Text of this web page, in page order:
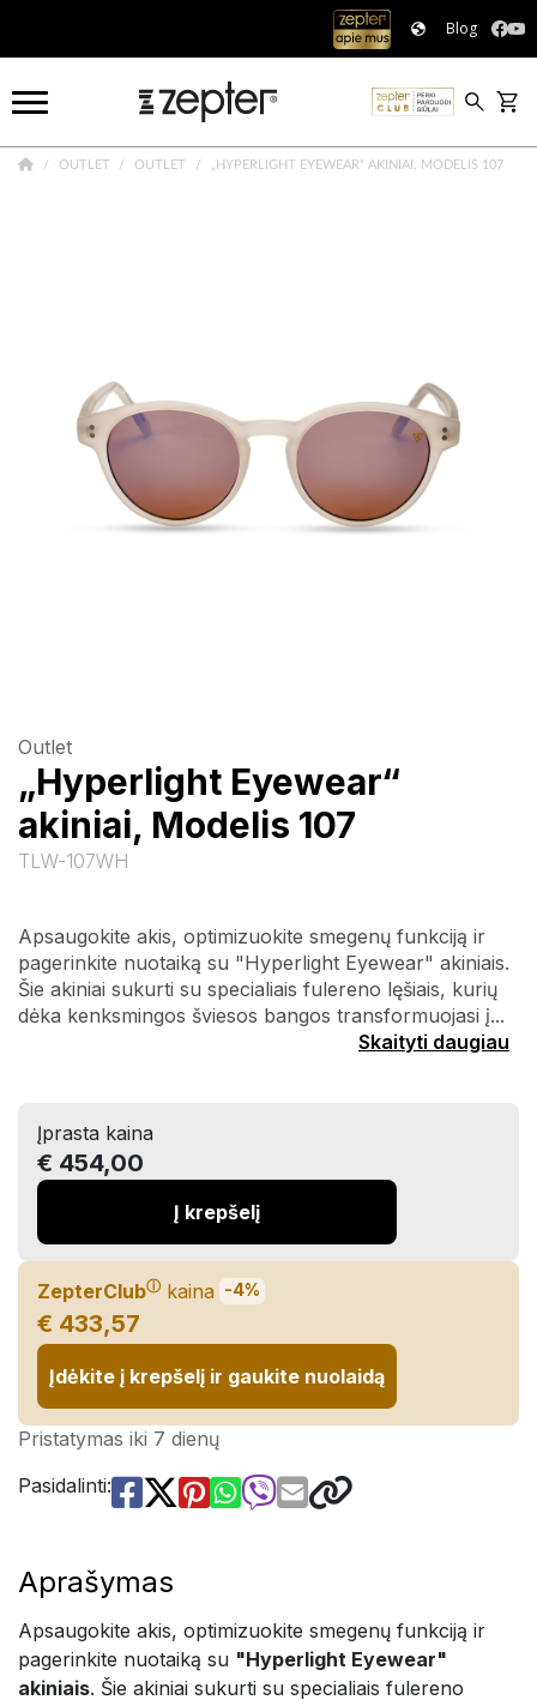
Blog
OUTLET OUTLET „HYPERLIGHT EYEWEAR“ AKINIAI, MODELIS 107
Outlet
„Hyperlight Eyewear“
akiniai, Modelis 107
TLW-107WH
Apsaugokite akis, optimizuokite smegenų funkciją ir
pagerinkite nuotaiką su "Hyperlight Eyewear" akiniais.
Šie akiniai sukurti su specialiais fulereno lęšiais, kurių
dėka kenksmingos šviesos bangos transformuojasi į...
Skaityti daugiau
Įprasta kaina
€ 454,00
Į krepšelį
ZepterClubⓘ kaina -4%
€ 433,57
Įdėkite į krepšelį ir gaukite nuolaidą
Pristatymas iki 7 dienų
Pasidalinti:
Aprašymas
Apsaugokite akis, optimizuokite smegenų funkciją ir
pagerinkite nuotaiką su "Hyperlight Eyewear"
akiniais. Šie akiniai sukurti su specialiais fulereno